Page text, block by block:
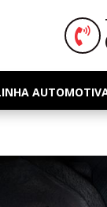
